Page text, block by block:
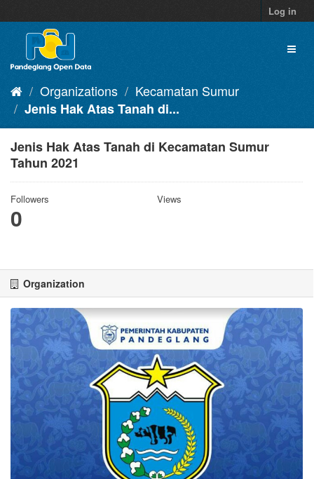
to
content
Log in
Organizations
Kecamatan Sumur
Jenis Hak Atas Tanah di...
Jenis Hak Atas Tanah di Kecamatan Sumur
Tahun 2021
Followers
0
Views
Organization